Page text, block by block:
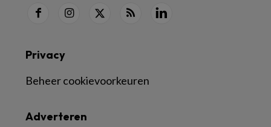
Adverteren
Privacy
Beheer cookievoorkeuren